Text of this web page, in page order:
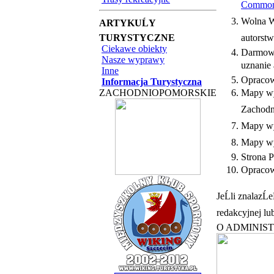
ARTYKUĹY
TURYSTYCZNE
Ciekawe obiekty
Nasze wyprawy
Inne
Informacja Turystyczna
ZACHODNIOPOMORSKIE
Wolna
uznanie
Mapy
Mapy
Mapy
Strona
JeĹli
redakcyjnej
O